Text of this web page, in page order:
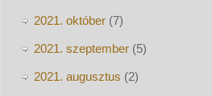
2021. október(7)
2021. szeptember(5)
2021. augusztus (2)